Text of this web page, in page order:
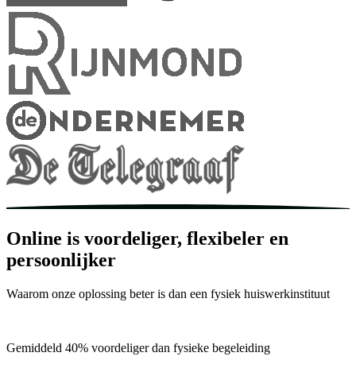
Online is voordeliger, flexibeler en
persoonlijker
Waarom onze oplossing beter is dan een fysiek huiswerkinstituut
Gemiddeld 40% voordeliger dan fysieke begeleiding